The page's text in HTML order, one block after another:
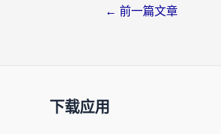
← 前一篇文章
下载应用